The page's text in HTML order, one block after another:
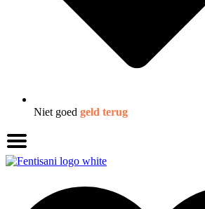
Niet goed geld terug